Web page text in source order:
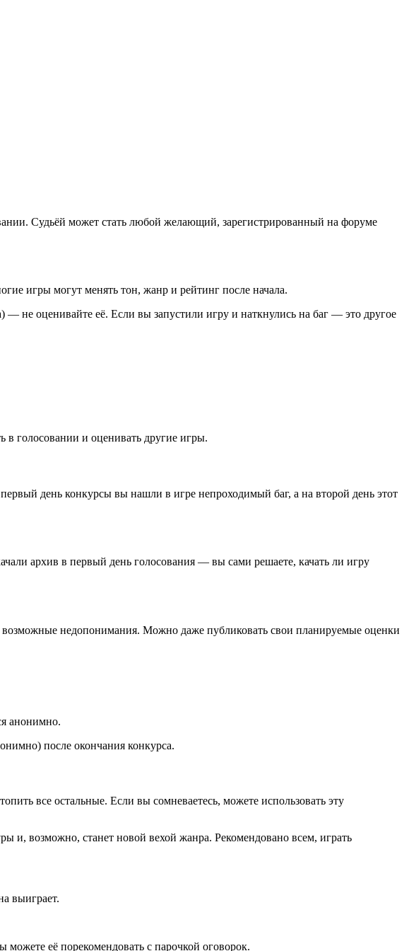
Судьёй может стать любой желающий, зарегистрированный на форуме
игры могут менять тон, жанр и рейтинг после начала.
— не оценивайте её. Если вы запустили игру и наткнулись на баг — это другое
в голосовании и оценивать другие игры.
день конкурсы вы нашли в игре непроходимый баг, а на второй день этот
архив в первый день голосования — вы сами решаете, качать ли игру
возможные недопонимания. Можно даже публиковать свои планируемые оценки
анонимно.
после окончания конкурса.
все остальные. Если вы сомневаетесь, можете использовать эту
и, возможно, станет новой вехой жанра. Рекомендовано всем, играть
выиграет.
её порекомендовать с парочкой оговорок.